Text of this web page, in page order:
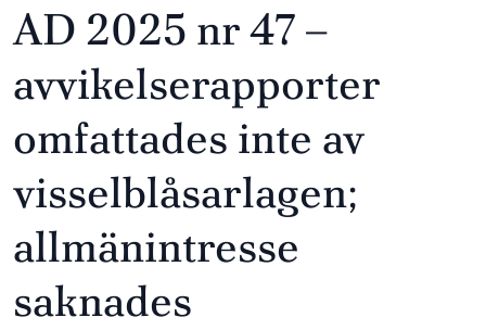
AD 2025 nr 47 –
avvikelserapporter
omfattades inte av
visselblåsarlagen;
allmänintresse
saknades